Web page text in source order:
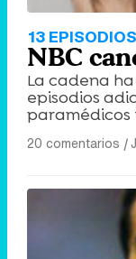
13 EPISODIOS
NBC
La cadena
episodios
paramédicos
20 comentarios |